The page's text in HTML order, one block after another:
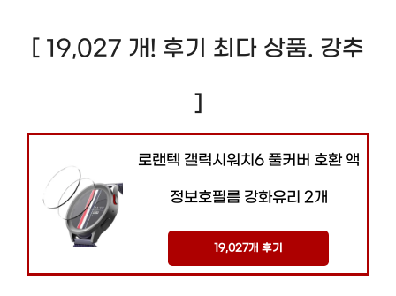
[ 19,027 개! 후기 최다 상품. 강추
]
로랜텍 갤럭시워치6 풀커버 호환 액
정보호필름 강화유리 2개
19,027개 후기